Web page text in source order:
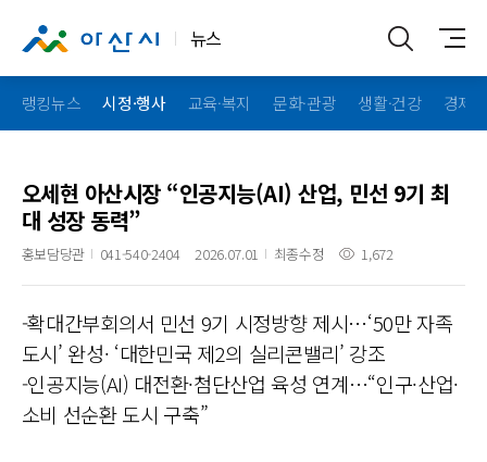
뉴스
랭킹뉴스 시정·행사 교육·복지 문화·관광 생활·건강 경제·
오세현 아산시장 “인공지능(AI) 산업, 민선 9기 최
대 성장 동력”
홍보담당관 041-540-2404 2026.07.01 최종수정 1,672
-확대간부회의서 민선 9기 시정방향 제시…‘50만 자족
도시’ 완성· ‘대한민국 제2의 실리콘밸리’ 강조
-인공지능(AI) 대전환·첨단산업 육성 연계…“인구·산업·
소비 선순환 도시 구축”